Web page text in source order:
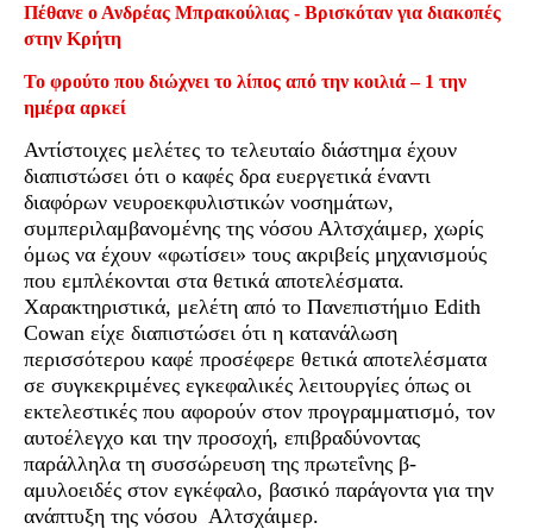
Πέθανε ο Ανδρέας Μπρακούλιας - Βρισκόταν για διακοπές
στην Κρήτη
Το φρούτο που διώχνει το λίπος από την κοιλιά – 1 την
ημέρα αρκεί
Αντίστοιχες μελέτες το τελευταίο διάστημα έχουν
διαπιστώσει ότι ο καφές δρα ευεργετικά έναντι
διαφόρων νευροεκφυλιστικών νοσημάτων,
συμπεριλαμβανομένης της νόσου Αλτσχάιμερ, χωρίς
όμως να έχουν «φωτίσει» τους ακριβείς μηχανισμούς
που εμπλέκονται στα θετικά αποτελέσματα.
Χαρακτηριστικά, μελέτη από το Πανεπιστήμιο Edith
Cowan είχε διαπιστώσει ότι η κατανάλωση
περισσότερου καφέ προσέφερε θετικά αποτελέσματα
σε συγκεκριμένες εγκεφαλικές λειτουργίες όπως οι
εκτελεστικές που αφορούν στον προγραμματισμό, τον
αυτοέλεγχο και την προσοχή, επιβραδύνοντας
παράλληλα τη συσσώρευση της πρωτεΐνης β-
αμυλοειδές στον εγκέφαλο, βασικό παράγοντα για την
ανάπτυξη της νόσου Αλτσχάιμερ.